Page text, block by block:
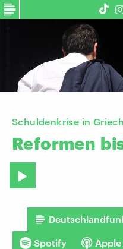
Schuldenkrise in
Reformen
Spotify